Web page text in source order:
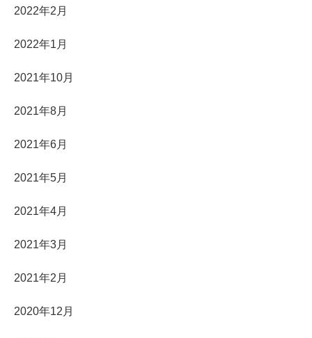
2022年2月
2022年1月
2021年10月
2021年8月
2021年6月
2021年5月
2021年4月
2021年3月
2021年2月
2020年12月